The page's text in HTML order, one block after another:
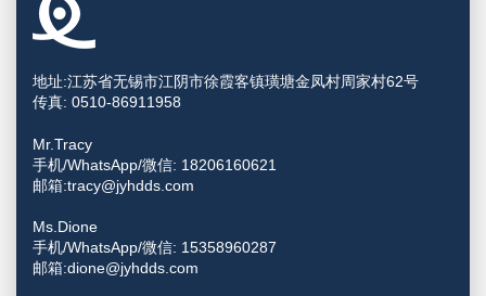
地址:江苏省无锡市江阴市徐霞客镇璜塘金凤村周家村62号
传真: 0510-86911958
Mr.Tracy
手机/WhatsApp/微信: 18206160621
邮箱:tracy@jyhdds.com
Ms.Dione
手机/WhatsApp/微信: 15358960287
邮箱:dione@jyhdds.com